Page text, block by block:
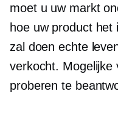
moet u uw markt
hoe uw product het
zal doenechte
verkocht. Mogelijke
proberen te